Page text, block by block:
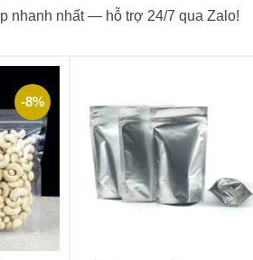
nhanh nhất — hỗ trợ 24/7 qua Zalo!
-8%